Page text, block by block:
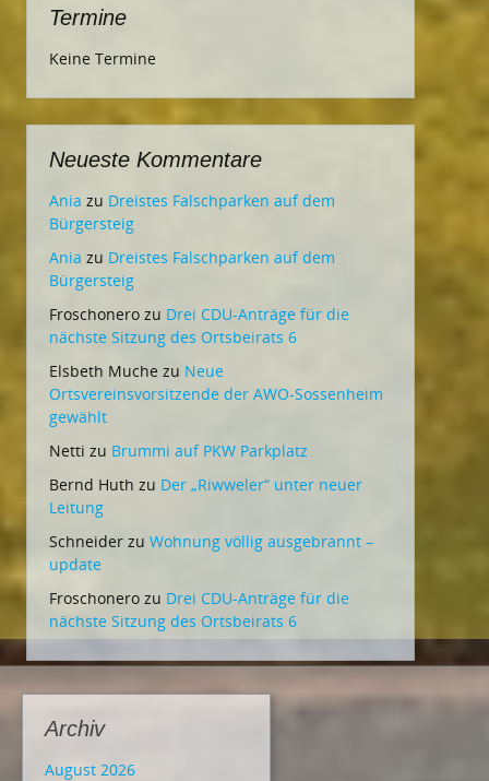
Termine
Keine Termine
Neueste Kommentare
Ania zu Dreistes Falschparken auf dem
Bürgersteig
Ania zu Dreistes Falschparken auf dem
Bürgersteig
Froschonero zu Drei CDU-Anträge für die
nächste Sitzung des Ortsbeirats 6
Elsbeth Muche zu Neue
Ortsvereinsvorsitzende der AWO-Sossenheim
gewählt
Netti zu Brummi auf PKW Parkplatz
Bernd Huth zu Der „Riwweler“ unter neuer
Leitung
Schneider zu Wohnung völlig ausgebrannt –
update
Froschonero zu Drei CDU-Anträge für die
nächste Sitzung des Ortsbeirats 6
Archiv
August 2026